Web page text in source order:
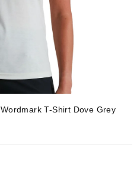
T-Shirt Dove Grey